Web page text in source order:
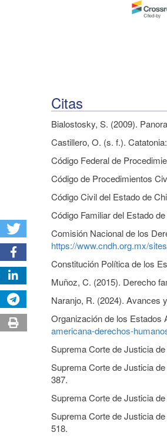
Citas
Bialostosky, S. (2009).
Castillero, O. (s. f.).
Código Federal de
Código de Procedimientos
Código Civil del Estado de
Código Familiar del Estado
Comisión Nacional de los
https://www.cndh.org.mx/
Constitución Política de los
Muñoz, C. (2015). Derecho
Naranjo, R. (2024). Avances
Organización de los Estados
americana-derechos-
Suprema Corte de Justicia
Suprema Corte de Justicia
387.
Suprema Corte de Justicia
Suprema Corte de Justicia
518.